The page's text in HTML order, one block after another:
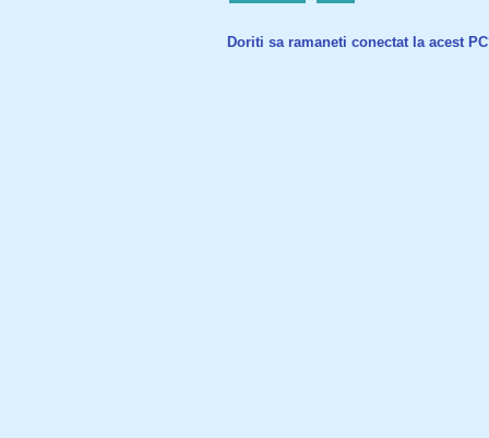
Doriti sa ramaneti conectat la acest